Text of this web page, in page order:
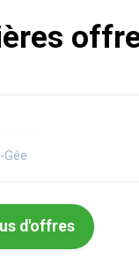
Gée
d'offres